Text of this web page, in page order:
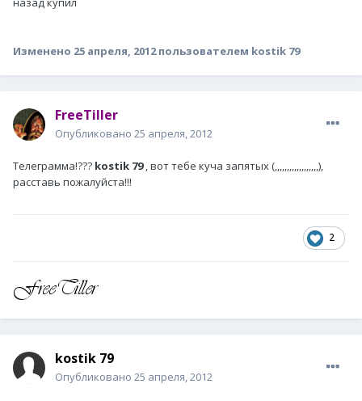
Изменено 25 апреля, 2012пользователем kostik 79
FreeTiller
Опубликовано 25 апреля, 2012
Телеграмма!??? kostik 79, вот тебе куча запятых (,,,,,,,,,,,,,,,,,,),
расставь пожалуйста!!!
2
kostik 79
Опубликовано 25 апреля, 2012